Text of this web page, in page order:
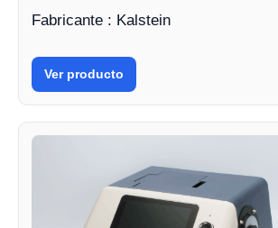
Fabricante : Kalstein
Ver producto